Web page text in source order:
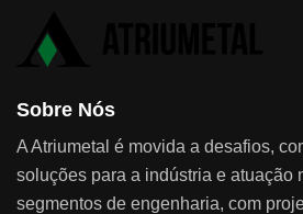
Sobre Nós
A Atriumetal é movida a desafios,
soluções para a indústria e atuação
segmentos de engenharia, com